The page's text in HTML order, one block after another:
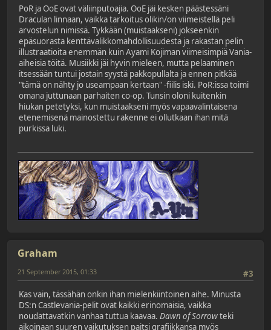
PoR ja OoE ovat väliinputoajia. OoE jäi kesken päästessäni
Draculan linnaan, vaikka tarkoitus olikin/on viimeistellä peli
arvostelun nimissä. Tykkään (muistaakseni) jokseenkin
epäsuorasta kenttävalikkomahdollisuudesta ja rakastan pelin
illustraatioita enemmän kuin Ayami Kojiman viimeisimpiä Vania-
aiheisia töitä. Musiikki jäi hyvin mieleen, mutta pelaaminen
itsessään tuntui jostain syystä pakkopullalta ja ennen pitkää
"tämä on nähty jo useampaan kertaan" -fiilis iski. PoR:issa toimi
omana juttunaan parhaiten co-op. Tunsin oloni kuitenkin
hiukan petetyksi, kun muistaakseni myös vapaavalintaisena
etenemisenä mainostettu rakenne ei ollutkaan ihan mitä
purkissa luki.
Graham
#3
21 September 2015, 01:33
Kas vain, tässähän onkin ihan mielenkiintoinen aihe. Minusta
DS:n Castlevania-pelit ovat kaikki erinomaisia, vaikka
noudattavatkin vanhaa tuttua kaavaa. Dawn of Sorrowteki
aikoinaan suuren vaikutuksen paitsi grafiikkansa myös